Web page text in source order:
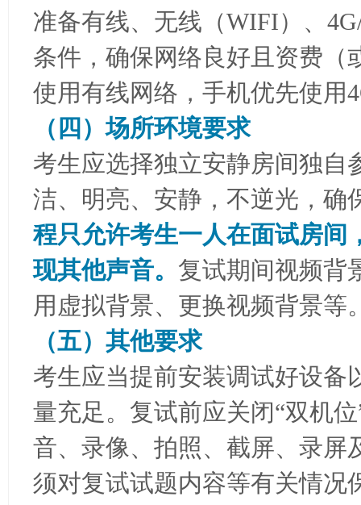
准备有线、无线（WIFI）、
条件，确保网络良好且资费（
使用有线网络，手机优先使用
（四）场所环境要求
考生应选择独立安静房间独自
洁、明亮、安静，不逆光，确
程只允许考生一人在面试房间
现其他声音。 复试期间视频背
用虚拟背景、更换视频背景等
（五）其他要求
考生应当提前安装调试好设备
量充足。复试前应关闭“双机
音、录像、拍照、截屏、录屏
须对复试试题内容等有关情况